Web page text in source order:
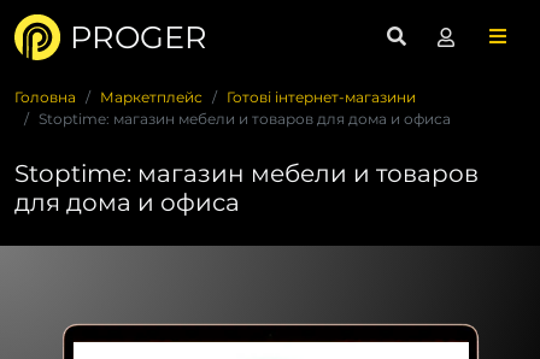
PROGER
Головна Маркетплейс
Готові інтернет-магазини
Stoptime: магазин мебели и товаров для дома и офиса
Stoptime: магазин мебели и товаров
для дома и офиса